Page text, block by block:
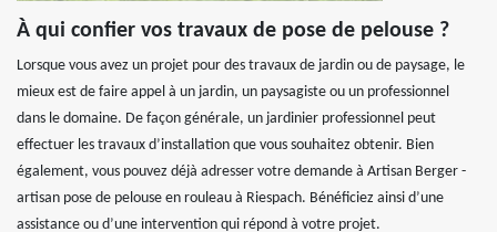
À qui confier vos travaux de pose de pelouse ?
Lorsque vous avez un projet pour des travaux de jardin ou de paysage, le
mieux est de faire appel à un jardin, un paysagiste ou un professionnel
dans le domaine. De façon générale, un jardinier professionnel peut
effectuer les travaux d’installation que vous souhaitez obtenir. Bien
également, vous pouvez déjà adresser votre demande à Artisan Berger -
artisan pose de pelouse en rouleau à Riespach. Bénéficiez ainsi d’une
assistance ou d’une intervention qui répond à votre projet.